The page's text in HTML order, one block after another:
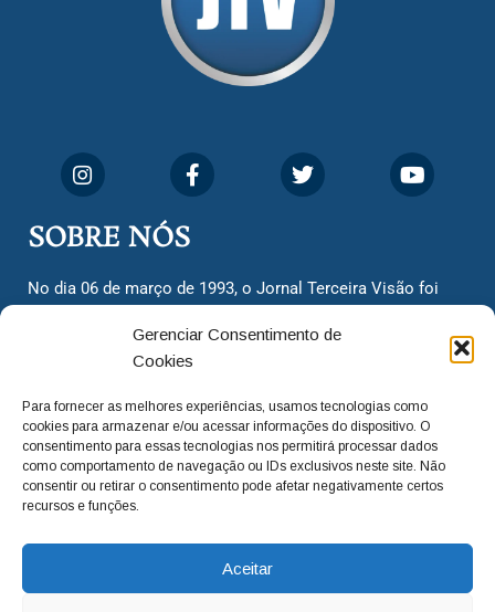
Gerenciar Consentimento de
Cookies
Para fornecer as melhores experiências, usamos tecnologias como
cookies para armazenar e/ou acessar informações do dispositivo. O
consentimento para essas tecnologias nos permitirá processar dados
como comportamento de navegação ou IDs exclusivos neste site. Não
consentir ou retirar o consentimento pode afetar negativamente certos
recursos e funções.
Aceitar
SOBRE NÓS
No dia 06 de março de 1993, o Jornal Terceira Visão foi
cidadãos valinhenses, já que naquela época só existiam
dois jornais. Há mais de 30 anos, o jornal continua
com o foco de trazer as melhores notícias. Nunca
deixamos de lado as necessidades do cidadão, sempre
questionando os órgãos públicos em busca de melhorias
para a cidade e sempre cobrando resoluções para casos
adm@jtv.com.br (19) 3929-6225